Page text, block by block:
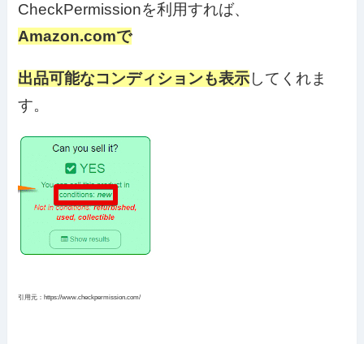
CheckPermissionを利用すれば、
Amazon.comで
出品可能なコンディションも表示してくれま
す。
引用元：https://www.checkpermission.com/